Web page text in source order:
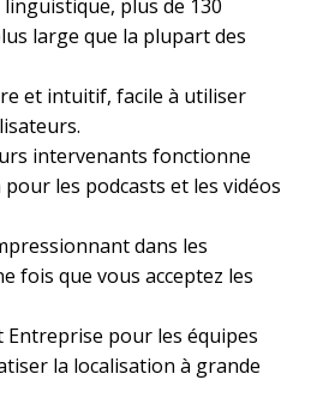
plus de 130
large que la plupart des
et intuitif, facile à utiliser
intervenants fonctionne
les podcasts et les vidéos
dans les
fois que vous acceptez les
Entreprise pour les équipes
la localisation à grande